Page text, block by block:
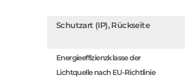
Schutzart (IP), Rückseite
Energieeffizienzklasse der
Lichtquelle nach EU-Richtlinie